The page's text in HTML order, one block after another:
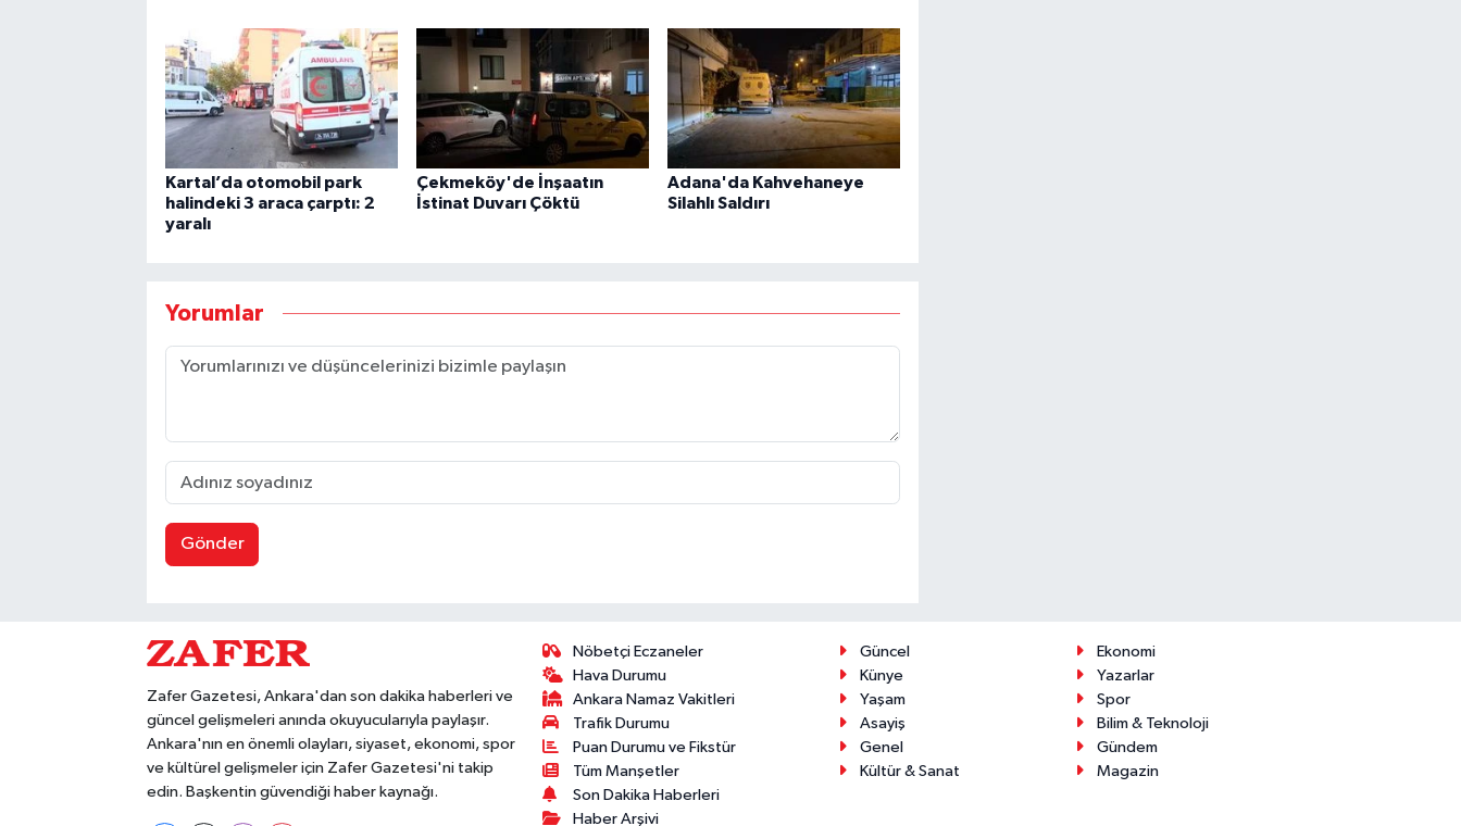
Kartal’da otomobil park
halindeki 3 araca çarptı: 2
yaralı
Çekmeköy'de İnşaatın
İstinat Duvarı Çöktü
Adana'da Kahvehaneye
Silahlı Saldırı
Yorumlar
Gönder
Zafer Gazetesi, Ankara'dan son dakika haberleri ve
güncel gelişmeleri anında okuyucularıyla paylaşır.
Ankara'nın en önemli olayları, siyaset, ekonomi, spor
ve kültürel gelişmeler için Zafer Gazetesi'ni takip
edin. Başkentin güvendiği haber kaynağı.
Nöbetçi Eczaneler
Hava Durumu
Ankara Namaz Vakitleri
Trafik Durumu
Puan Durumu ve Fikstür
Tüm Manşetler
Son Dakika Haberleri
Haber Arşivi
Güncel
Ekonomi
Künye
Yazarlar
Yaşam
Spor
Asayiş
Bilim & Teknoloji
Genel
Gündem
Kültür & Sanat
Magazin